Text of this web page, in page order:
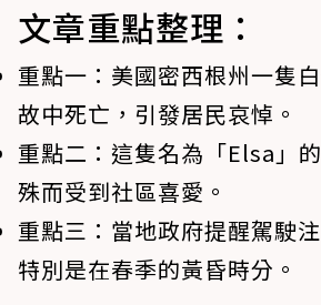
文章重點整理：
重點一： 美國密西根州一隻
故中死亡，引發居民哀悼。
重點二： 這隻名為「Elsa」
殊而受到社區喜愛。
重點三： 當地政府提醒駕駛
特別是在春季的黃昏時分。